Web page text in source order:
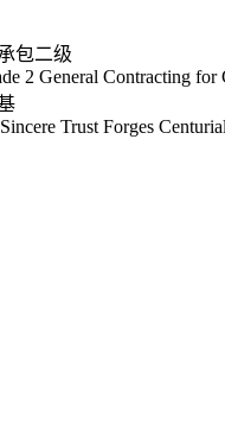
包二级
2 General Contracting for
Trust Forges